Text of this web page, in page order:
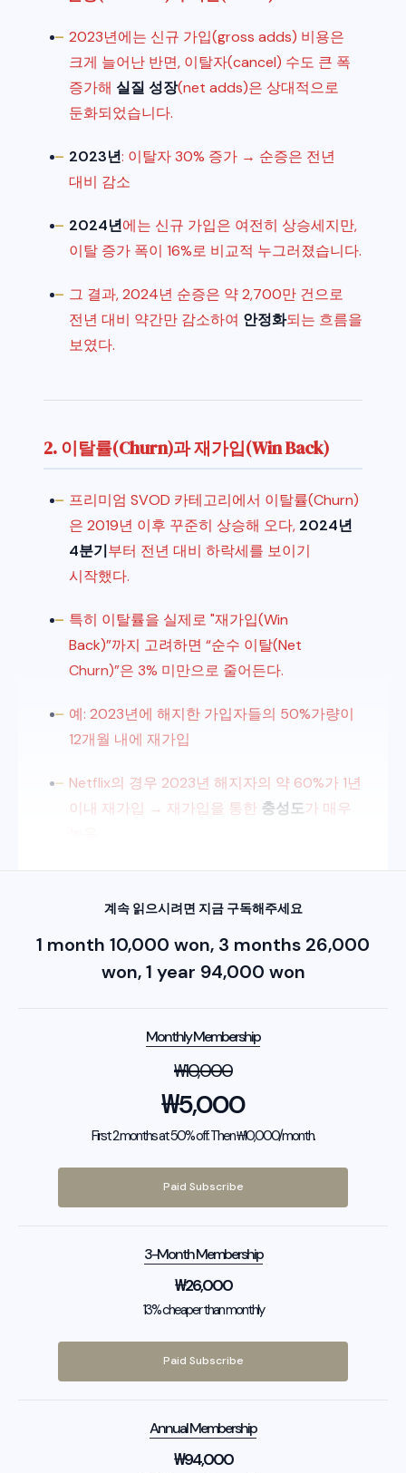
2023년에는 신규 가입(gross adds) 비용은
크게 늘어난 반면, 이탈자(cancel) 수도 큰 폭
증가해 실질 성장(net adds)은 상대적으로
둔화되었습니다.
2023년: 이탈자 30% 증가 → 순증은 전년
대비 감소
2024년에는 신규 가입은 여전히 상승세지만,
이탈 증가 폭이 16%로 비교적 누그러졌습니다.
그 결과, 2024년 순증은 약 2,700만 건으로
전년 대비 약간만 감소하여 안정화되는 흐름을
보였다.
2. 이탈률(Churn)과 재가입(Win Back)
프리미엄 SVOD 카테고리에서 이탈률(Churn)
은 2019년 이후 꾸준히 상승해 오다, 2024년
4분기부터 전년 대비 하락세를 보이기
시작했다.
특히 이탈률을 실제로 "재가입(Win
Back)”까지 고려하면 “순수 이탈(Net
Churn)”은 3% 미만으로 줄어든다.
예: 2023년에 해지한 가입자들의 50%가량이
12개월 내에 재가입
Netflix의 경우 2023년 해지자의 약 60%가 1년
이내 재가입 → 재가입을 통한 충성도가 매우
계속 읽으시려면 지금 구독해주세요
1 month 10,000 won, 3 months 26,000
won, 1 year 94,000 won
Monthly Membership
₩10,000
₩5,000
First 2 months at 50% off. Then ₩10,000/month.
Paid Subscribe
3-Month Membership
₩26,000
13% cheaper than monthly
Paid Subscribe
Annual Membership
₩94,000